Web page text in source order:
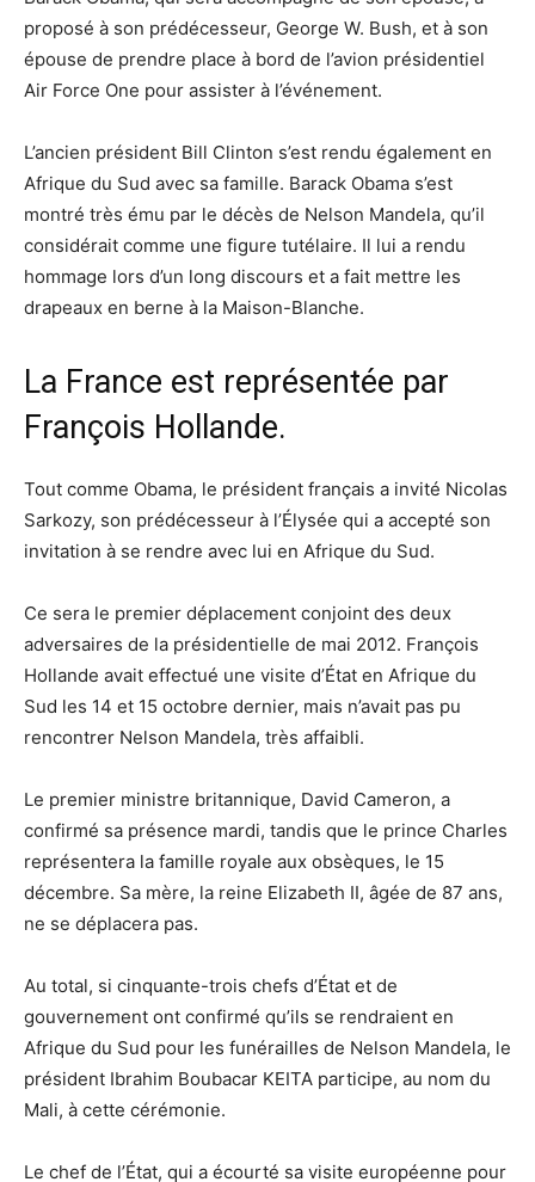
proposé à son prédécesseur, George W. Bush, et à son
épouse de prendre place à bord de l’avion présidentiel
Air Force One pour assister à l’événement.
L’ancien président Bill Clinton s’est rendu également en
Afrique du Sud avec sa famille. Barack Obama s’est
montré très ému par le décès de Nelson Mandela, qu’il
considérait comme une figure tutélaire. Il lui a rendu
hommage lors d’un long discours et a fait mettre les
drapeaux en berne à la Maison-Blanche.
La France est représentée par
François Hollande.
Tout comme Obama, le président français a invité Nicolas
Sarkozy, son prédécesseur à l’Élysée qui a accepté son
invitation à se rendre avec lui en Afrique du Sud.
Ce sera le premier déplacement conjoint des deux
adversaires de la présidentielle de mai 2012. François
Hollande avait effectué une visite d’État en Afrique du
Sud les 14 et 15 octobre dernier, mais n’avait pas pu
rencontrer Nelson Mandela, très affaibli.
Le premier ministre britannique, David Cameron, a
confirmé sa présence mardi, tandis que le prince Charles
représentera la famille royale aux obsèques, le 15
décembre. Sa mère, la reine Elizabeth II, âgée de 87 ans,
ne se déplacera pas.
Au total, si cinquante-trois chefs d’État et de
gouvernement ont confirmé qu’ils se rendraient en
Afrique du Sud pour les funérailles de Nelson Mandela, le
président Ibrahim Boubacar KEITA participe, au nom du
Mali, à cette cérémonie.
Le chef de l’État, qui a écourté sa visite européenne pour